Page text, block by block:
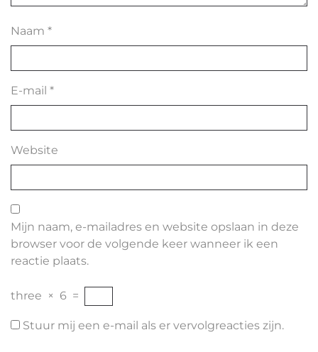
Naam *
E-mail *
Website
Mijn naam, e-mailadres en website opslaan in deze
browser voor de volgende keer wanneer ik een
reactie plaats.
three × 6 =
Stuur mij een e-mail als er vervolgreacties zijn.